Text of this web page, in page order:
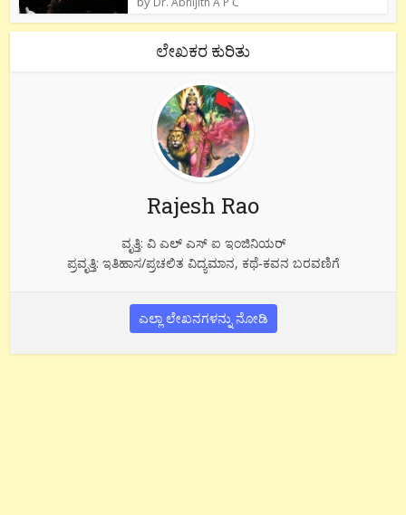
ಲೇಖಕರ ಕುರಿತು
Rajesh Rao
ವೃತ್ತಿ: ವಿ ಎಲ್ ಎಸ್ ಐ ಇಂಜಿನಿಯರ್
ಪ್ರವೃತ್ತಿ: ಇತಿಹಾಸ/ಪ್ರಚಲಿತ ವಿದ್ಯಮಾನ, ಕಥೆ-ಕವನ ಬರವಣಿಗೆ
ಎಲ್ಲಾ ಲೇಖನಗಳನ್ನು ನೋಡಿ